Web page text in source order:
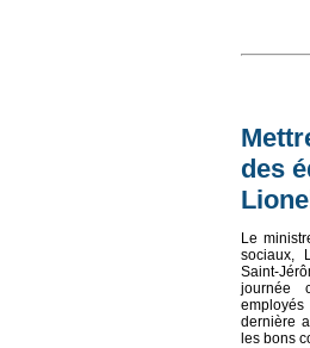
des
Le
sociaux,
Saint-
journée
dernière
les bons